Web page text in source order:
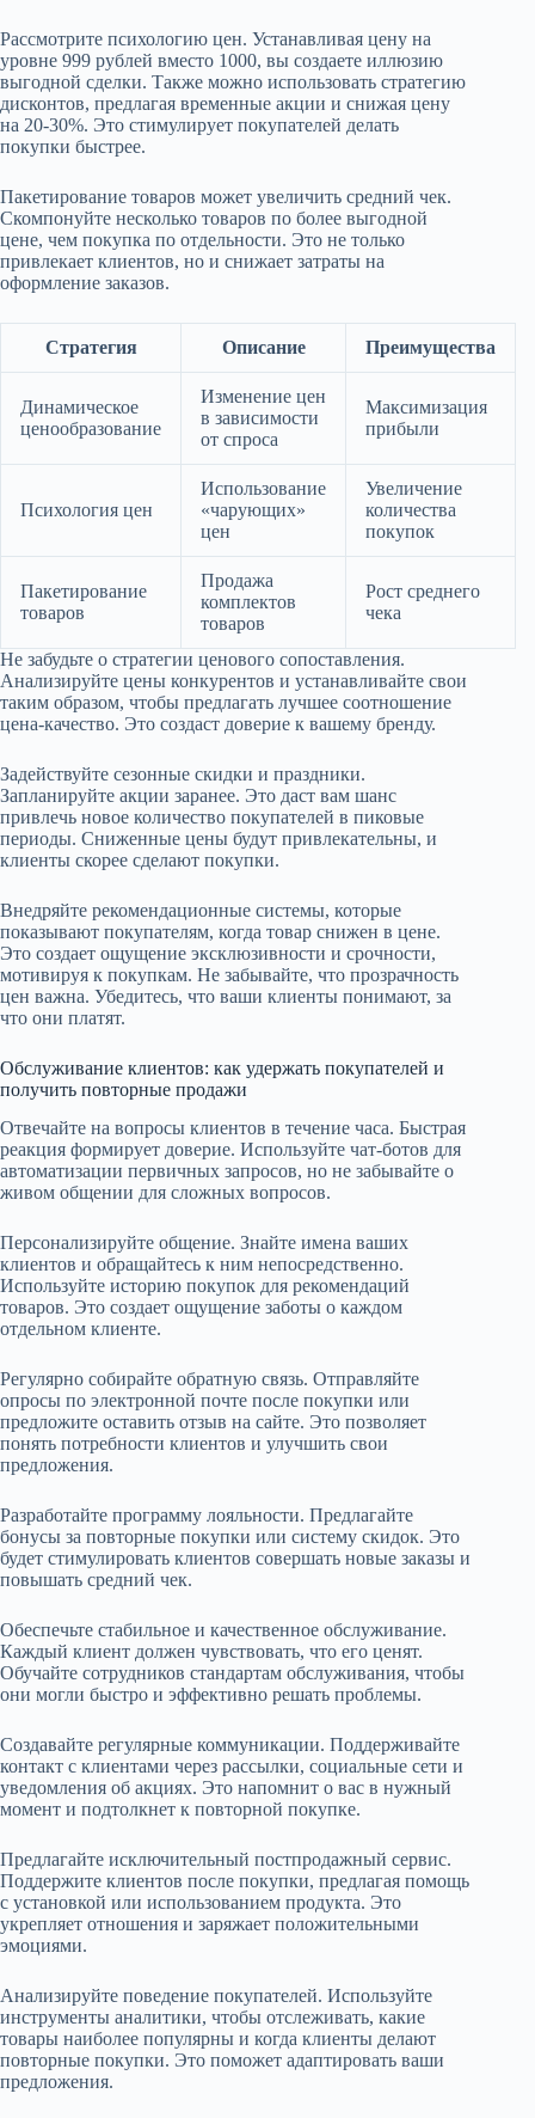
Рассмотрите психологию цен. Устанавливая цену на
уровне 999 рублей вместо 1000, вы создаете иллюзию
выгодной сделки. Также можно использовать стратегию
дисконтов, предлагая временные акции и снижая цену
на 20-30%. Это стимулирует покупателей делать
покупки быстрее.
Пакетирование товаров может увеличить средний чек.
Скомпонуйте несколько товаров по более выгодной
цене, чем покупка по отдельности. Это не только
привлекает клиентов, но и снижает затраты на
оформление заказов.
Стратегия Описание Преимущества
Динамическое
ценообразование
Изменение цен
в зависимости
от спроса
Максимизация
прибыли
Психология цен
Использование
«чарующих»
цен
Увеличение
количества
покупок
Пакетирование
товаров
Продажа
комплектов
товаров
Рост среднего
чека
Не забудьте о стратегии ценового сопоставления.
Анализируйте цены конкурентов и устанавливайте свои
таким образом, чтобы предлагать лучшее соотношение
цена-качество. Это создаст доверие к вашему бренду.
Задействуйте сезонные скидки и праздники.
Запланируйте акции заранее. Это даст вам шанс
привлечь новое количество покупателей в пиковые
периоды. Сниженные цены будут привлекательны, и
клиенты скорее сделают покупки.
Внедряйте рекомендационные системы, которые
показывают покупателям, когда товар снижен в цене.
Это создает ощущение эксклюзивности и срочности,
мотивируя к покупкам. Не забывайте, что прозрачность
цен важна. Убедитесь, что ваши клиенты понимают, за
что они платят.
Обслуживание клиентов: как удержать покупателей и
получить повторные продажи
Отвечайте на вопросы клиентов в течение часа. Быстрая
реакция формирует доверие. Используйте чат-ботов для
автоматизации первичных запросов, но не забывайте о
живом общении для сложных вопросов.
Персонализируйте общение. Знайте имена ваших
клиентов и обращайтесь к ним непосредственно.
Используйте историю покупок для рекомендаций
товаров. Это создает ощущение заботы о каждом
отдельном клиенте.
Регулярно собирайте обратную связь. Отправляйте
опросы по электронной почте после покупки или
предложите оставить отзыв на сайте. Это позволяет
понять потребности клиентов и улучшить свои
предложения.
Разработайте программу лояльности. Предлагайте
бонусы за повторные покупки или систему скидок. Это
будет стимулировать клиентов совершать новые заказы и
повышать средний чек.
Обеспечьте стабильное и качественное обслуживание.
Каждый клиент должен чувствовать, что его ценят.
Обучайте сотрудников стандартам обслуживания, чтобы
они могли быстро и эффективно решать проблемы.
Создавайте регулярные коммуникации. Поддерживайте
контакт с клиентами через рассылки, социальные сети и
уведомления об акциях. Это напомнит о вас в нужный
момент и подтолкнет к повторной покупке.
Предлагайте исключительный постпродажный сервис.
Поддержите клиентов после покупки, предлагая помощь
с установкой или использованием продукта. Это
укрепляет отношения и заряжает положительными
эмоциями.
Анализируйте поведение покупателей. Используйте
инструменты аналитики, чтобы отслеживать, какие
товары наиболее популярны и когда клиенты делают
повторные покупки. Это поможет адаптировать ваши
предложения.